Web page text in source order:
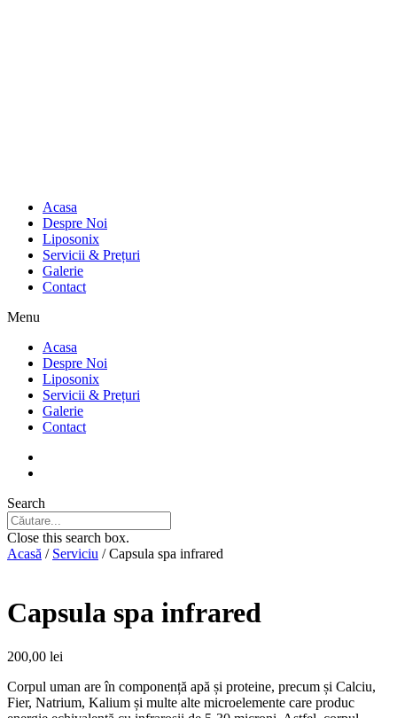
Acasa
Despre Noi
Liposonix
Servicii & Prețuri
Galerie
Contact
Menu
Acasa
Despre Noi
Liposonix
Servicii & Prețuri
Galerie
Contact
Search
Close this search box.
Acasă / Serviciu / Capsula spa infrared
Capsula spa infrared
200,00 lei
Corpul uman are în componență apă și proteine, precum și Calciu,
Fier, Natrium, Kalium și multe alte microelemente care produc